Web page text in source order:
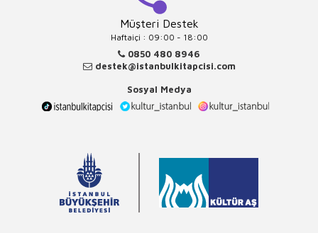
Müşteri Destek
Haftaiçi : 09:00 - 18:00
0850 480 8946
destek@istanbulkitapcisi.com
Sosyal Medya